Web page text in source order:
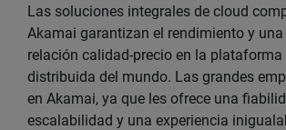
Las soluciones integrales de cloud
Akamai garantizan el rendimiento y una
relación calidad-precio en la plataforma
distribuida del mundo. Las grandes
en Akamai, ya que les ofrece una
escalabilidad y una experiencia